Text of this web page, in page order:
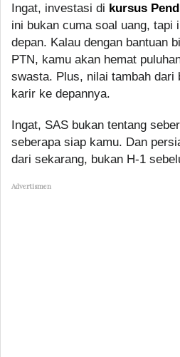
Ingat, investasi di kursus
ini bukan cuma soal uang, tapi
depan. Kalau dengan bantuan
PTN, kamu akan hemat
swasta. Plus, nilai tambah dari
karir ke depannya.
Ingat, SAS bukan tentang
seberapa siap kamu. Dan
dari sekarang, bukan H-1
Advertismen